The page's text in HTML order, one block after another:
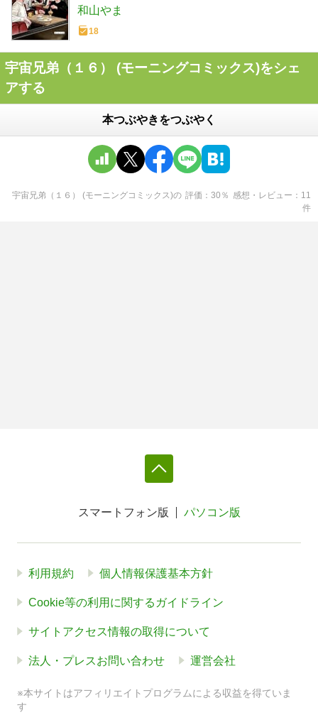
和山やま
18
宇宙兄弟（１６） (モーニングコミックス)をシェ
アする
本つぶやきをつぶやく
宇宙兄弟（１６） (モーニングコミックス)の 評価 30 ％ 感想・レビュー
11
件
スマートフォン版 パソコン版
利用規約 個人情報保護基本方針
Cookie等の利用に関するガイドライン
サイトアクセス情報の取得について
法人・プレスお問い合わせ 運営会社
※本サイトはアフィリエイトプログラムによる収益を得ていま
す